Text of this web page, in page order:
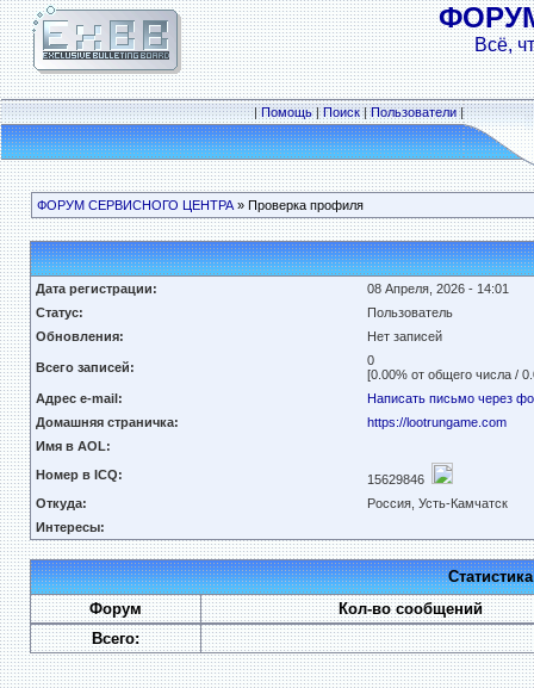
Всё,
|Помощь|Поиск|Пользователи|
ФОРУМ СЕРВИСНОГО ЦЕНТРА» Проверка профиля
Дата регистрации:
08 Апреля, 2026 - 14:01
Статус:
Пользователь
Обновления:
Нет записей
Всего записей:
0
[0.00% от общего числа /
Адрес e-mail:
Написать письмо через
Домашняя страничка:
https://lootrungame.com
Имя в AOL:
Номер в ICQ:
15629846
Откуда:
Россия, Усть-Камчатск
Интересы:
Форум
Кол-во сообщений
Всего: